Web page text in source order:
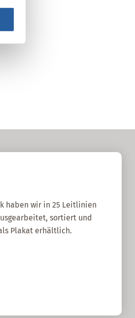
haben wir in 25 Leitlinien
sortiert und
Plakat erhältlich.